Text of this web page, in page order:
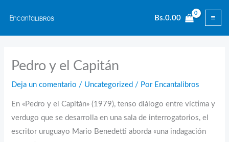
contenido
Bs.0.00
Pedro y el Capitán
Deja un comentario / Uncategorized / Por Encantalibros
En «Pedro y el Capitán» (1979), tenso diálogo entre víctima y
verdugo que se desarrolla en una sala de interrogatorios, el
escritor uruguayo Mario Benedetti aborda «una indagación